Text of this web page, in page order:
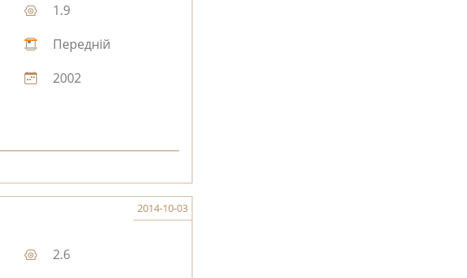
1.9
Передній
2002
2014-10-03
2.6